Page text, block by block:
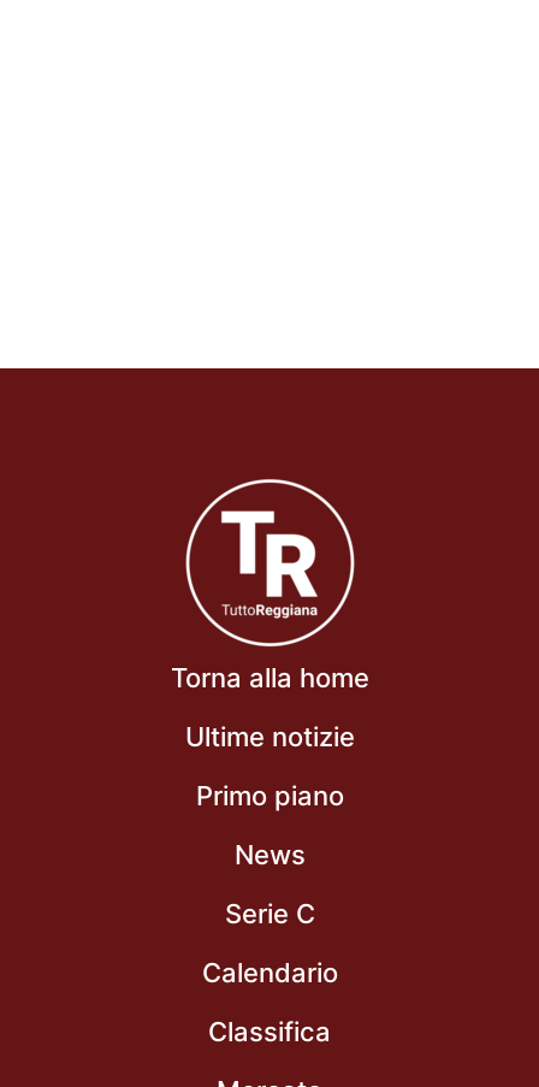
Torna alla home
Ultime notizie
Primo piano
News
Serie C
Calendario
Classifica